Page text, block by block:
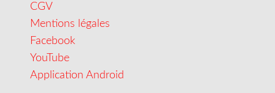
CGV
Mentions légales
Facebook
YouTube
Application Android